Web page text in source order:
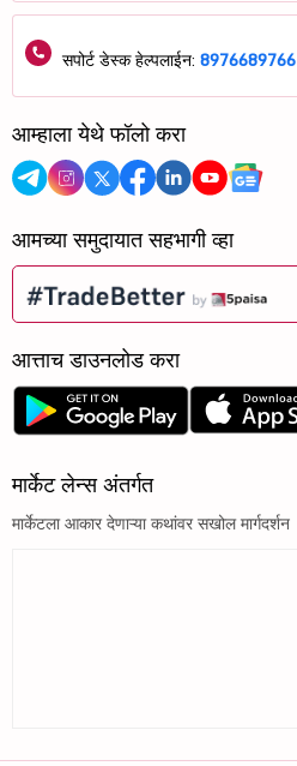
सपोर्ट डेस्क हेल्पलाईन: 8976689766
आम्हाला येथे फॉलो करा
आमच्या समुदायात सहभागी व्हा
आत्ताच डाउनलोड करा
मार्केट लेन्स अंतर्गत
मार्केटला आकार देणाऱ्या कथांवर सखोल मार्गदर्शन